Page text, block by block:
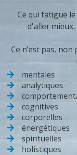
Ce qui fatigue le
d'aller
Ce n’est pas, non
mentales
analytiques
cognitives
corporelles
énergétiques
spirituelles
holistiques